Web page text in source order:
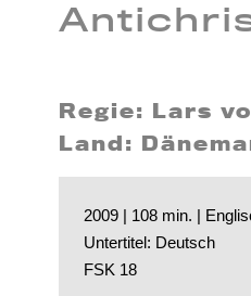
Regie: Lars
Land:
2009 | 108 min. |
Untertitel: Deutsch
FSK 18